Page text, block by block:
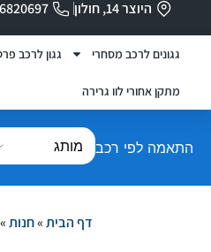
היוצר 14, חולון
גגונים לרכב מסחרי גגון לרכב
מתקן אחורי לוו גרירה
התאמה לפי רכב
דף הבית»חנות